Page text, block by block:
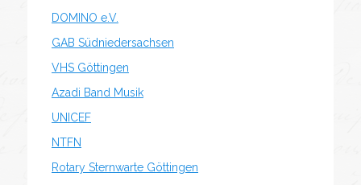
DOMINO e.V.
GAB Südniedersachsen
VHS Göttingen
Azadi Band Musik
UNICEF
NTFN
Rotary Sternwarte Göttingen